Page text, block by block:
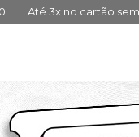
3x no cartão sem juros
Categorias